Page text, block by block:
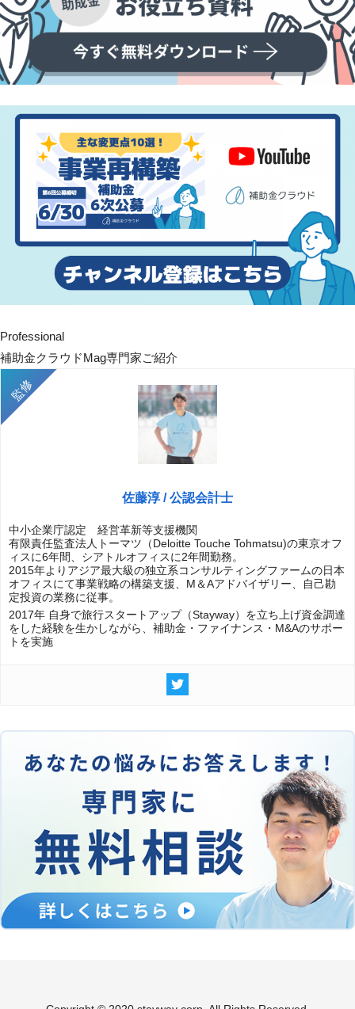
Professional
補助金クラウドMag専門家ご紹介
佐藤淳 / 公認会計士
中小企業庁認定 経営革新等支援機関
有限責任監査法人トーマツ（Deloitte Touche Tohmatsu)の東京オフ
ィスに6年間、シアトルオフィスに2年間勤務。
2015年よりアジア最大級の独立系コンサルティングファームの日本
オフィスにて事業戦略の構築支援、M＆Aアドバイザリー、自己勘
定投資の業務に従事。
2017年 自身で旅行スタートアップ（Stayway）を立ち上げ資金調達
をした経験を生かしながら、補助金・ファイナンス・M&Aのサポー
トを実施